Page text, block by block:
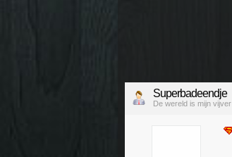
Superbadeendje
De wereld is mijn vijver